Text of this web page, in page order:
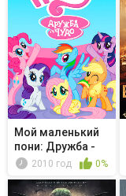
Мой маленький
пони: Дружба -
это чудо...
2010 год 0%